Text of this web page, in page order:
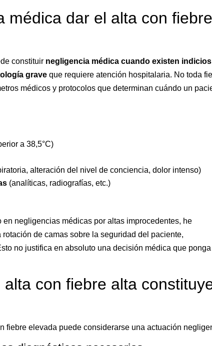
médica dar el alta con
constituir negligencia médica cuando existen indicios
grave que requiere atención hospitalaria. No toda
médicos y protocolos que determinan cuándo un
a 38,5°C)
alteración del nivel de conciencia, dolor intenso)
(analíticas, radiografías, etc.)
negligencias médicas por altas improcedentes, he
de camas sobre la seguridad del paciente,
no justifica en absoluto una decisión médica que
con fiebre alta
fiebre elevada puede considerarse una actuación